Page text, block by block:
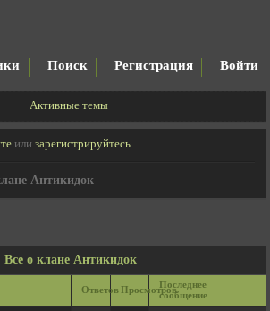
Поиск Регистрация Войти
Активные темы
или зарегистрируйтесь.
Антикидок
Все о клане Антикидок
Ответов ПросмотровПоследнее
сообщение